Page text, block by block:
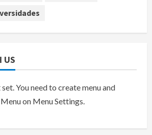
US
You need to create menu and
on Menu Settings.